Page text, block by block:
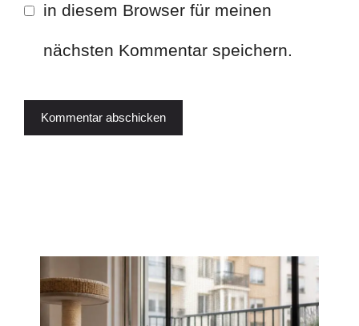
in diesem Browser für meinen
nächsten Kommentar speichern.